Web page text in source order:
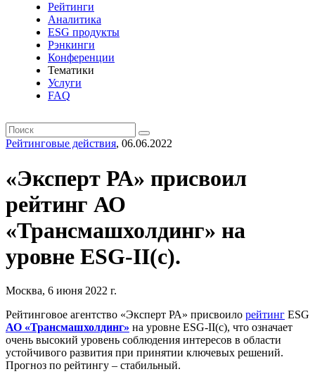
Рейтинги
Аналитика
ESG продукты
Рэнкинги
Конференции
Тематики
Услуги
FAQ
Рейтинговые действия, 06.06.2022
«Эксперт РА» присвоил
рейтинг АО
«Трансмашхолдинг» на
уровне ESG-II(c).
Москва, 6 июня 2022 г.
Рейтинговое агентство «Эксперт РА» присвоило рейтинг ESG
АО «Трансмашхолдинг» на уровне ESG-II(c), что означает
очень высокий уровень соблюдения интересов в области
устойчивого развития при принятии ключевых решений.
Прогноз по рейтингу – стабильный.